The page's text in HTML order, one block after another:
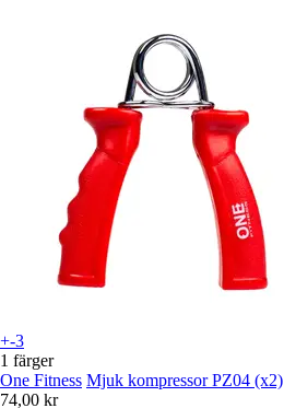
+-3
1 färger
One Fitness Mjuk kompressor PZ04 (x2)
74,00 kr